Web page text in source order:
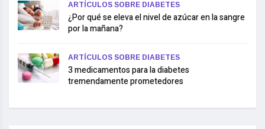
ARTÍCULOS SOBRE DIABETES
¿Por qué se eleva el nivel de azúcar en la sangre
por la mañana?
ARTÍCULOS SOBRE DIABETES
3 medicamentos para la diabetes
tremendamente prometedores